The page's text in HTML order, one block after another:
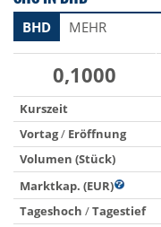
BHD MEHR
0,1000
Kurszeit
Vortag/ Eröffnung
Volumen (Stück)
Marktkap. (EUR)
Tageshoch /Tagestief